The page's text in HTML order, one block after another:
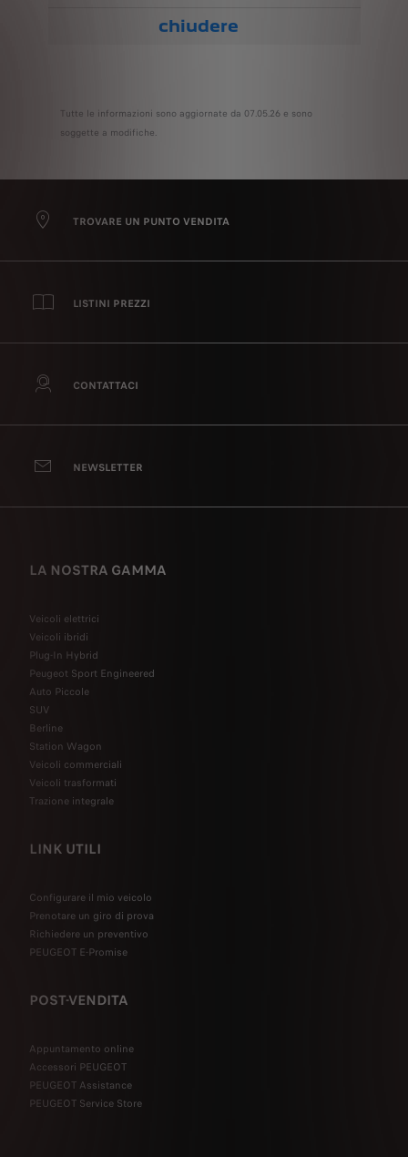
chiudere
Tutte le informazioni sono aggiornate da 07.05.26 e sono
soggette a modifiche.
TROVARE UN PUNTO VENDITA
LISTINI PREZZI
CONTATTACI
NEWSLETTER
LA NOSTRA GAMMA
Veicoli elettrici
Veicoli ibridi
Plug-In Hybrid
Peugeot Sport Engineered
Auto Piccole
SUV
Berline
Station Wagon
Veicoli commerciali
Veicoli trasformati
Trazione integrale
LINK UTILI
Configurare il mio veicolo
Prenotare un giro di prova
Richiedere un preventivo
PEUGEOT E-Promise
POST-VENDITA
Appuntamento online
Accessori PEUGEOT
PEUGEOT Assistance
PEUGEOT Service Store